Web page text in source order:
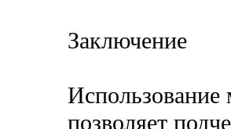
Заключение
Использование
позволяет